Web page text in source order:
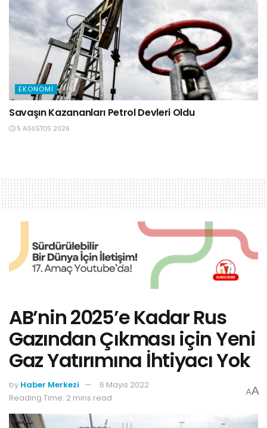
EKONOMI
Savaşın Kazananları Petrol Devleri Oldu
5 AĞUSTOS 2026
AB’nin 2025’e Kadar Rus
Gazından Çıkması için Yeni
Gaz Yatırımına İhtiyacı Yok
by Haber Merkezi
6 Mayıs 2022
Reading Time: 2 mins read
AA